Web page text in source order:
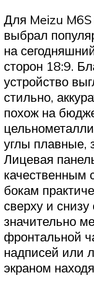
Для Meizu M6S
выбрал
на
сторон 18:9.
устройство
стильно,
похож на
углы плавные,
Лицевая
качественным
бокам
сверху и снизу
значительно
фронтальной
надписей или
экраном